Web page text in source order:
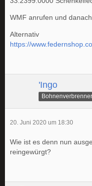
WMF anrufen und
Alternativ
https://
'Ingo
Bohnenverbrenner
20. Juni 2020 um 18:30
Wie ist es denn nun
reingewürgt?